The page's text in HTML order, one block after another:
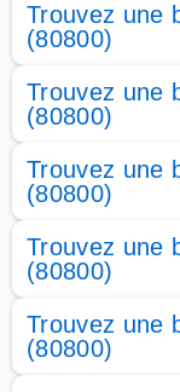
Trouvez une
(80800)
Trouvez une
(80800)
Trouvez une
(80800)
Trouvez une
(80800)
Trouvez une
(80800)